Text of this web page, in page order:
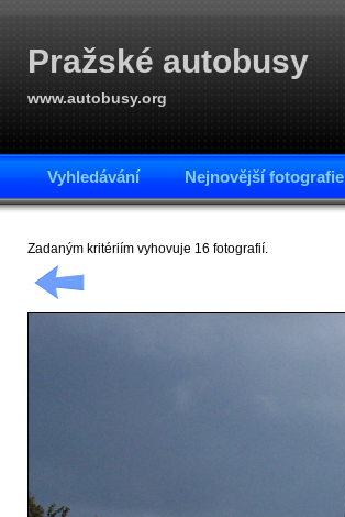
Pražské autobusy
www.autobusy.org
Vyhledávání Nejnovější fotografie
Zadaným kritériím vyhovuje 16 fotografií.